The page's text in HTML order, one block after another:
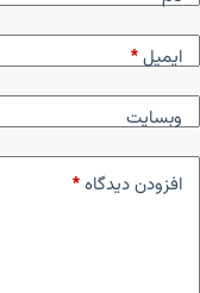
ایمیل*
وبسایت
افزودن دیدگاه*